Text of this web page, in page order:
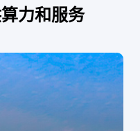
力和服务